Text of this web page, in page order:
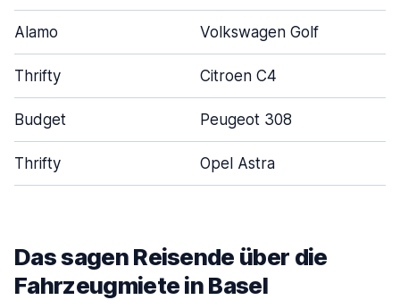
Alamo Volkswagen Golf
Thrifty Citroen C4
Budget Peugeot 308
Thrifty Opel Astra
Das sagen Reisende über die
Fahrzeugmiete in Basel